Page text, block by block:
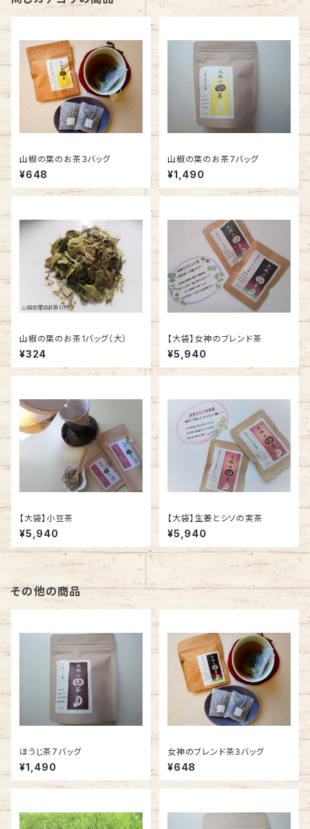
山椒の葉のお茶3バッグ
¥648
山椒の葉のお茶7バッグ
¥1,490
山椒の葉のお茶1バッグ（大）
¥324
【大袋】女神のブレンド茶
¥5,940
【大袋】小豆茶
¥5,940
【大袋】生姜とシソの実茶
¥5,940
その他の商品
ほうじ茶7バッグ
¥1,490
女神のブレンド茶3バッグ
¥648